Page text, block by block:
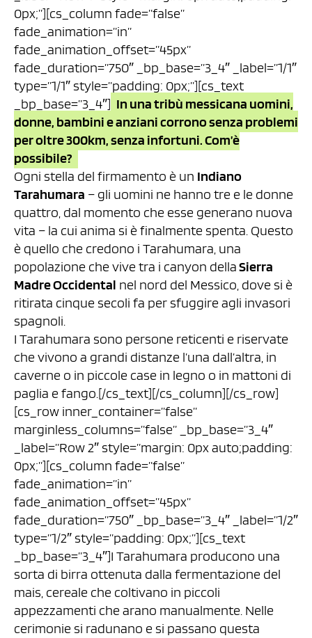
0px;”][cs_column fade=”false”
fade_animation=”in”
fade_animation_offset=”45px”
fade_duration=”750″ _bp_base=”3_4″ _label=”1/1″
type=”1/1″ style=”padding: 0px;”][cs_text
_bp_base=”3_4″] In una tribù messicana uomini,
donne, bambini e anziani corrono senza problemi
per oltre 300km, senza infortuni. Com’è
possibile?
Ogni stella del firmamento è un Indiano
Tarahumara – gli uomini ne hanno tre e le donne
quattro, dal momento che esse generano nuova
vita – la cui anima si è finalmente spenta. Questo
è quello che credono i Tarahumara, una
popolazione che vive tra i canyon dellaSierra
Madre Occidental nel nord del Messico, dove si è
ritirata cinque secoli fa per sfuggire agli invasori
spagnoli.
I Tarahumara sono persone reticenti e riservate
che vivono a grandi distanze l’una dall’altra, in
caverne o in piccole case in legno o in mattoni di
paglia e fango.[/cs_text][/cs_column][/cs_row]
[cs_row inner_container=”false”
marginless_columns=”false” _bp_base=”3_4″
_label=”Row 2″ style=”margin: 0px auto;padding:
0px;”][cs_column fade=”false”
fade_animation=”in”
fade_animation_offset=”45px”
fade_duration=”750″ _bp_base=”3_4″ _label=”1/2″
type=”1/2″ style=”padding: 0px;”][cs_text
_bp_base=”3_4″]I Tarahumara producono una
sorta di birra ottenuta dalla fermentazione del
mais, cereale che coltivano in piccoli
appezzamenti che arano manualmente. Nelle
cerimonie si radunano e si passano questa